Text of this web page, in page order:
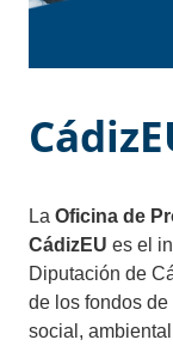
LaOficina de
CádizEU es el
Diputación de
de los fondos de
social,